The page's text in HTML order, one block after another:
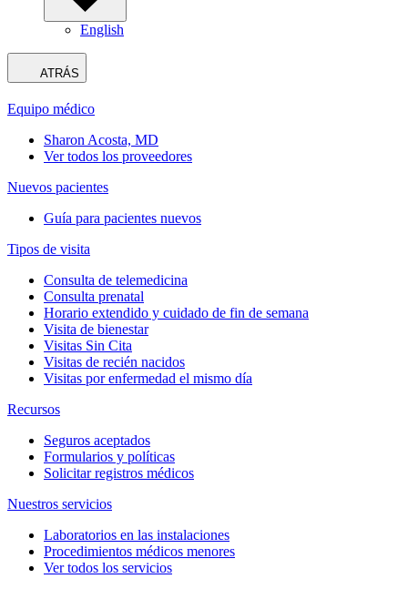
English
ATRÁS
Equipo médico
Sharon Acosta, MD
Ver todos los proveedores
Nuevos pacientes
Guía para pacientes nuevos
Tipos de visita
Consulta de telemedicina
Consulta prenatal
Horario extendido y cuidado de fin de semana
Visita de bienestar
Visitas Sin Cita
Visitas de recién nacidos
Visitas por enfermedad el mismo día
Recursos
Seguros aceptados
Formularios y políticas
Solicitar registros médicos
Nuestros servicios
Laboratorios en las instalaciones
Procedimientos médicos menores
Ver todos los servicios